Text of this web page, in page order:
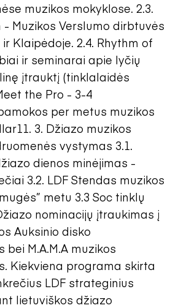
muzikos mokyklose. 2.3.
Muzikos Verslumo dirbtuvės
Klaipėdoje. 2.4. Rhythm of
ir seminarai apie lyčių
įtrauktį (tinklalaidės
the Pro - 3-4
per metus muzikos
3. Džiazo muzikos
vystymas 3.1.
dienos minėjimas -
3.2. LDF Stendas muzikos
metu 3.3 Soc tinklų
nominacijų įtraukimas į
Auksinio disko
M.A.M.A muzikos
Kiekviena programa skirta
LDF strateginius
lietuviškos džiazo